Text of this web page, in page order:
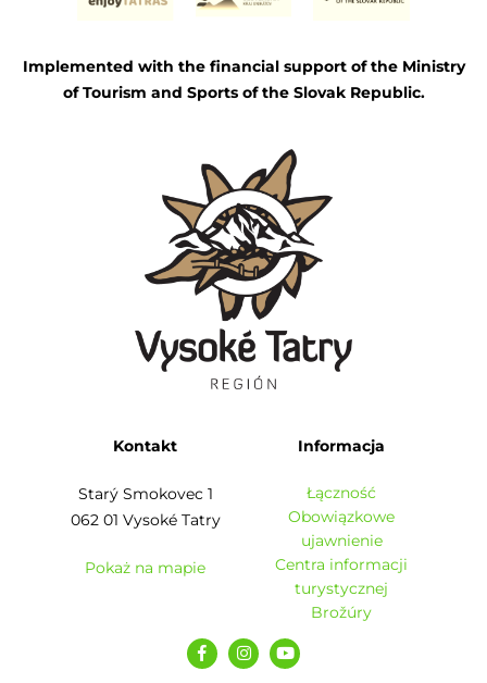
Implemented with the financial support of the Ministry
of Tourism and Sports of the Slovak Republic.
Kontakt
Starý Smokovec 1
062 01 Vysoké Tatry
Pokaż na mapie
Informacja
Łączność
Obowiązkowe
ujawnienie
Centra informacji
turystycznej
Brožúry